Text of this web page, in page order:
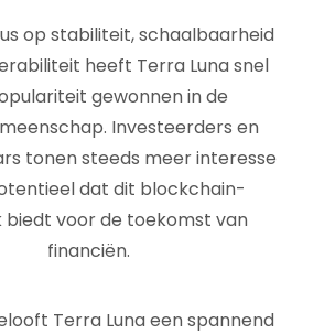
op stabiliteit, schaalbaarheid
heeft Terra Luna snel
gewonnen in de
Investeerders en
tonen steeds meer interesse
dat dit blockchain-
biedt voor de toekomst van
financiën.
Terra Luna een spannend